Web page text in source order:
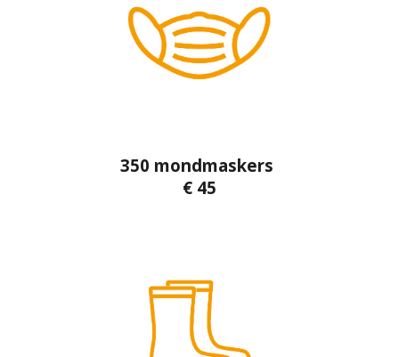
350 mondmaskers
€ 45